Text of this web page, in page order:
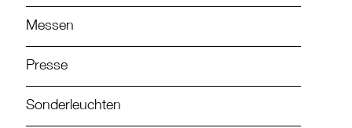
Messen
Presse
Sonderleuchten